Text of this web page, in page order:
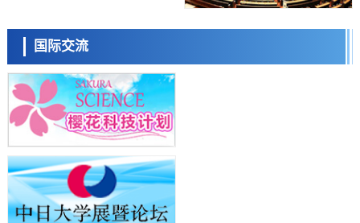
成为新型功能性材料
科学研究
群马大学开发针对难治性癫痫的新型基因疗法，利用超小型GAD67启动
子抑制发作
科学研究
九州大学揭示夜间眼压升高机制：两种激素波动叠加所致
科学研究
东京都产技研采用新手法开发出可稳定工作至300℃的介电材料，已验
证电容器可在汽车发动机等高温环境下工作
经济・社会
日本生成式AI使用者占比一年内翻倍，但与中美德仍有较大差距
政策
国际交流
陈小牧